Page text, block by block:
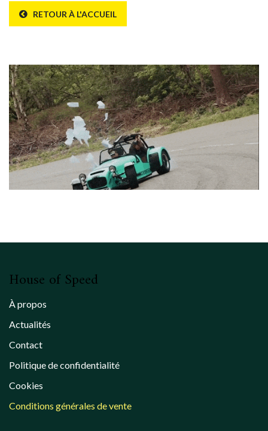
RETOUR À L'ACCUEIL
Erreur 404
House of Speed
À propos
Actualités
Contact
Politique de confidentialité
Cookies
Conditions générales de vente